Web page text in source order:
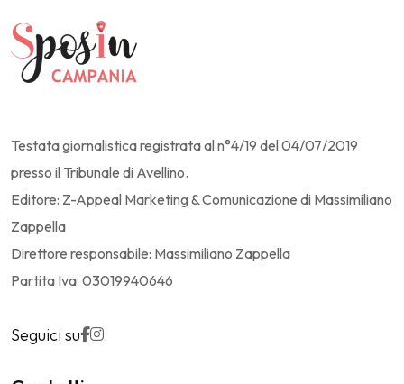
Testata giornalistica registrata al n°4/19 del 04/07/2019
presso il Tribunale di Avellino.
Editore: Z-Appeal Marketing & Comunicazione di Massimiliano
Zappella
Direttore responsabile: Massimiliano Zappella
Partita Iva: 03019940646
Seguici su